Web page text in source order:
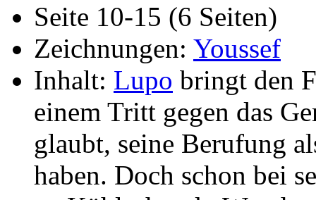
Seite 10-15 (6 Seiten)
Zeichnungen: Youssef
Inhalt: Lupo bringt den
einem Tritt gegen das
glaubt, seine Berufung
haben. Doch schon bei